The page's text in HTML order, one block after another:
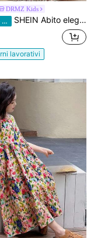
DRMZ Kids
Magazzino EU SHEIN Abito elegante con stampa e colletto, maniche lunghe e cintura per ragazze pre-adolescenti, abito lungo avorio per adolescenti, abito maxi arabo con maniche lunghe, per ragazze pre-adolescenti
lavorativi